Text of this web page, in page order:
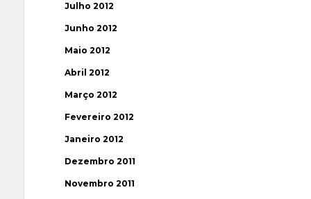
Julho 2012
Junho 2012
Maio 2012
Abril 2012
Março 2012
Fevereiro 2012
Janeiro 2012
Dezembro 2011
Novembro 2011